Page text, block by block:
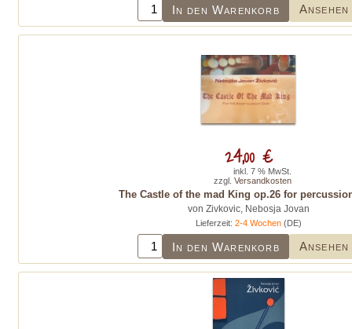
In den Warenkorb Ansehen
The Castle of the mad King op.26 for
von Zivkovic, Nebosja Jovan
Lieferzeit: 2-4 Wochen(DE)
In den Warenkorb Ansehen
24,00 €
inkl. 7 % MwSt.
zzgl. Versandkosten